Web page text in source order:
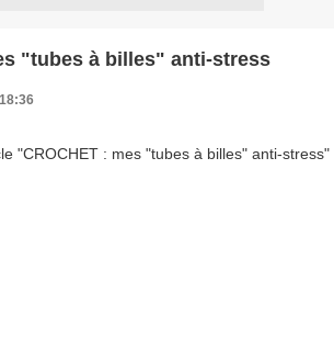
"tubes à billes" anti-stress